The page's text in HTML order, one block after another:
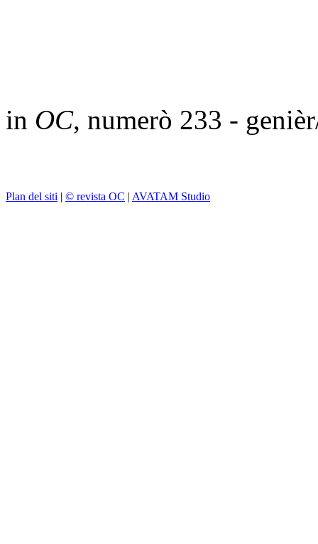
in OC, numerò 233 -
Plan del siti | © revista OC | AVATAM Studio